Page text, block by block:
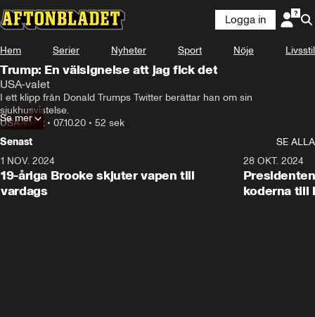
Logga in
Hem Serier Nyheter Sport Nöje Livsstil
Trump: En välsignelse att jag fick det
USA-valet
I ett klipp från Donald Trumps Twitter berättar han om sin
sjukhusvistelse.
USA-valet • 07.10.20 • 52 sek
Se mer
Senast
SE ALLA
1 NOV. 2024
19-åriga Brooke skjuter vapen till
vardags
28 OKT. 2024
koderna till